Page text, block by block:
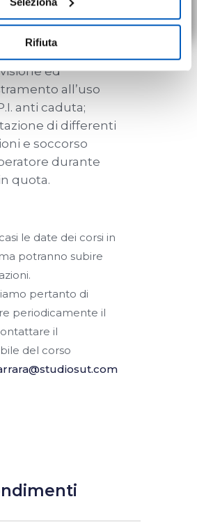
momento, accedendo al pannello
Rifiuta
e manutenzione
ed
all’uso
anti caduta;
di differenti
e soccorso
durante
quota.
le date dei corsi in
potranno subire
pertanto di
periodicamente il
il
del corso
remoto) cliccando